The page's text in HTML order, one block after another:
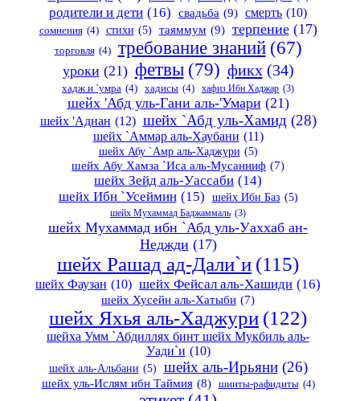
родители и дети (16) свадьба (9) смерть (10)
сомнения (4) стихи (5) таяммум (9) терпение (17)
торговля (4) требование знаний (67)
уроки (21) фетвы (79) фикх (34)
хадж и `умра (4) хадисы (4) хафиз Ибн Хаджар (3)
шейх 'Абд уль-Гани аль-'Умари (21)
шейх 'Аднан (12) шейх `Абд уль-Хамид (28)
шейх `Аммар аль-Хаубани (11)
шейх Абу `Амр аль-Хаджури (5)
шейх Абу Хамза `Иса аль-Мусанниф (7)
шейх Зейд аль-Уассаби (14)
шейх Ибн `Усеймин (15) шейх Ибн Баз (5)
шейх Мухаммад Баджаммаль (3)
шейх Мухаммад ибн `Абд уль-Уаххаб ан-
Неджди (17)
шейх Рашад ад-Дали`и (115)
шейх Фаузан (10) шейх Фейсал аль-Хашиди (16)
шейх Хусейн аль-Хатыби (7)
шейх Яхья аль-Хаджури (122)
шейха Умм `Абдиллях бинт шейх Мукбиль аль-
Уади`и (10)
шейх аль-Альбани (5) шейх аль-Ирьяни (26)
шейх уль-Ислям ибн Таймия (8) шииты-рафидиты (4)